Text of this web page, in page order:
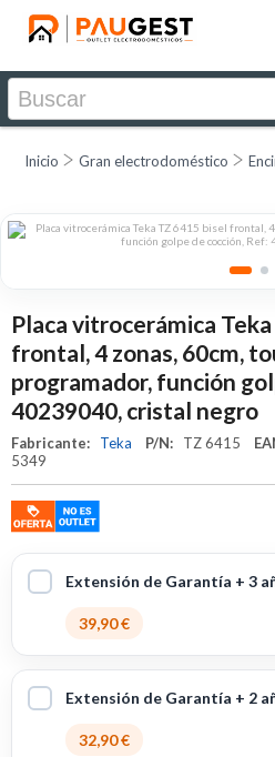
Inicio Gran electrodoméstico
Placa vitrocerámica
frontal, 4 zonas, 60cm,
programador, función
40239040, cristal negro
Fabricante: Teka P/N: TZ 6415
5349
Extensión de Garantía + 3
39,90 €
Extensión de Garantía + 2
32,90 €